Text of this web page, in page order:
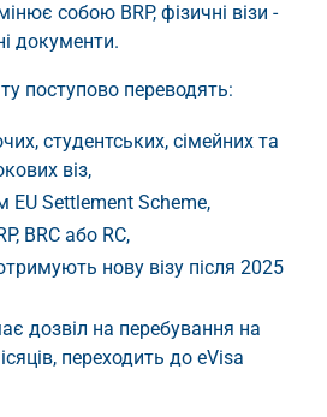
собою BRP, фізичні візи -
документи.
поступово переводять:
студентських, сімейних та
віз,
EU Settlement Scheme,
BRC або RC,
нову візу після 2025
дозвіл на перебування на
переходить до eVisa